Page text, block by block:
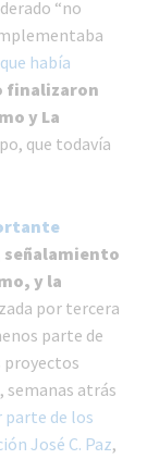
“no
que había
finalizaron
y La
que todavía
señalamiento
y la
por tercera
parte de
proyectos
semanas atrás
de los
José C. Paz,